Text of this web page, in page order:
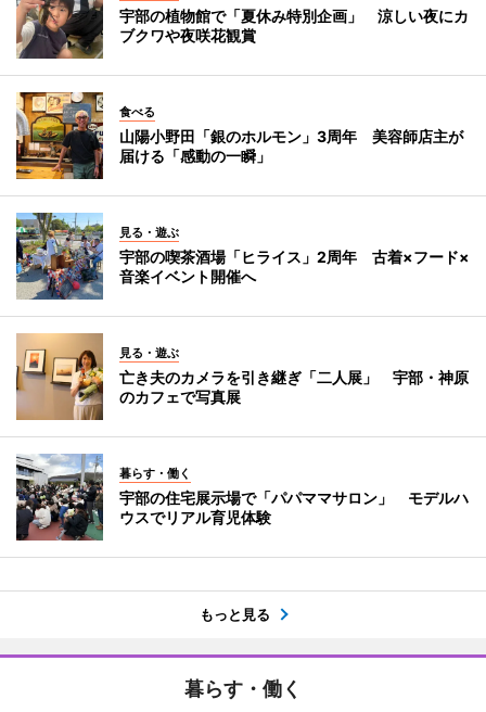
宇部の植物館で「夏休み特別企画」 涼しい夜にカ
ブクワや夜咲花観賞
食べる
山陽小野田「銀のホルモン」3周年 美容師店主が
届ける「感動の一瞬」
見る・遊ぶ
宇部の喫茶酒場「ヒライス」2周年 古着×フード×
音楽イベント開催へ
見る・遊ぶ
亡き夫のカメラを引き継ぎ「二人展」 宇部・神原
のカフェで写真展
暮らす・働く
宇部の住宅展示場で「パパママサロン」 モデルハ
ウスでリアル育児体験
もっと見る
暮らす・働く